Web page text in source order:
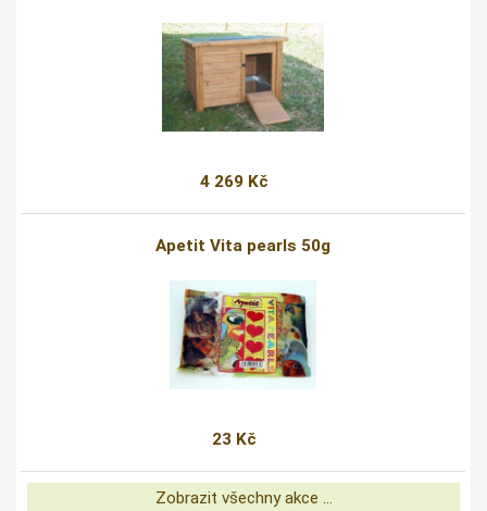
4 269 Kč
Apetit Vita pearls 50g
23 Kč
Zobrazit všechny akce ...